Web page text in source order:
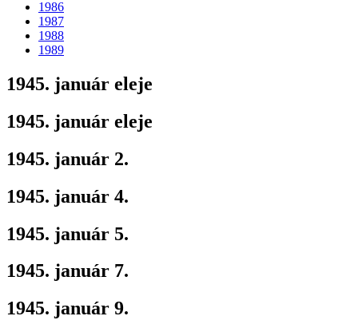
1986
1987
1988
1989
1945. január eleje
1945. január eleje
1945. január 2.
1945. január 4.
1945. január 5.
1945. január 7.
1945. január 9.